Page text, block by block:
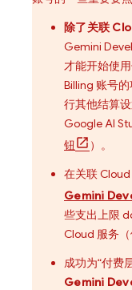
除了关联
Gemini
才能开始使
Billing 账号
行其他结算
Google AI
钮
）。
在关联 Cloud
Gemini
些支出上限
Cloud 服务
成功为“付费
Gemini